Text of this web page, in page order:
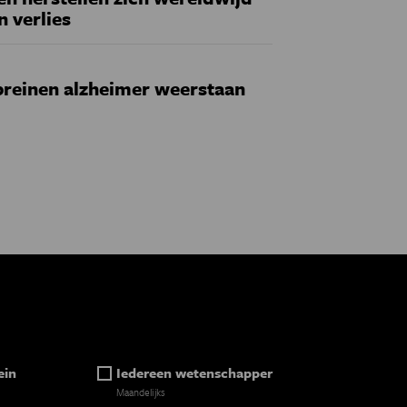
verlies
alzheimer weerstaan
Iedereen wetenschapper
Maandelijks